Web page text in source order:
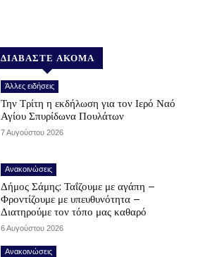
ΔΙΑΒΑΣΤΕ ΑΚΟΜΑ
Άλλες ειδήσεις
Την Τρίτη η εκδήλωση για τον Ιερό Ναό
Αγίου Σπυρίδωνα Πουλάτων
7 Αυγούστου 2026
Ανακοινώσεις
Δήμος Σάμης: Ταΐζουμε με αγάπη –
Φροντίζουμε με υπευθυνότητα –
Διατηρούμε τον τόπο μας καθαρό
6 Αυγούστου 2026
Ανακοινώσεις